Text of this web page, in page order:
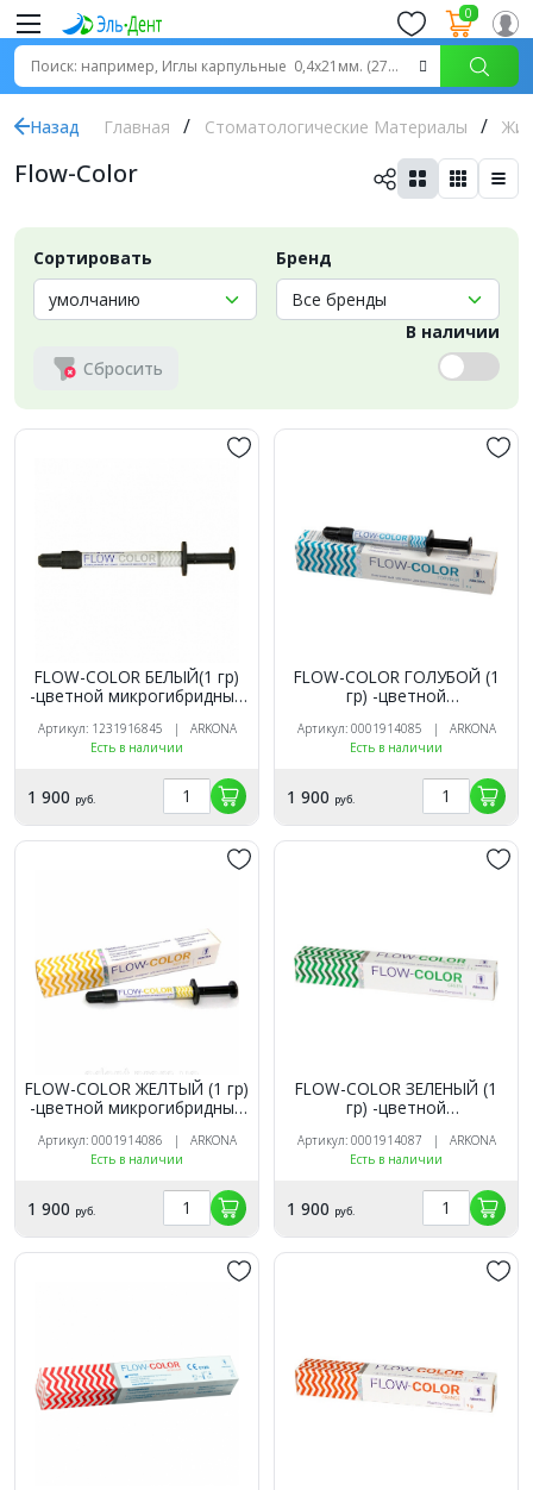
0
Назад Главная Стоматологические Материалы
Flow-Color
Сортировать Бренд
Сбросить
В наличии
FLOW-COLOR БЕЛЫЙ(1 гр)
-цветной микрогибридный
"flow", ARKONA
Артикул: 1231916845 | ARKONA
Есть в наличии
1 900 руб.
FLOW-COLOR ГОЛУБОЙ (1
гр) -цветной
светоотв.композит типа
"flow", ARKONA
Артикул: 0001914085 | ARKONA
Есть в наличии
1 900 руб.
FLOW-COLOR ЖЕЛТЫЙ (1 гр)
-цветной микрогибридный
"flow", ARKONA
Артикул: 0001914086 | ARKONA
Есть в наличии
1 900 руб.
FLOW-COLOR ЗЕЛЕНЫЙ (1
гр) -цветной
светоотв.композит типа
"flow", ARKONA
Артикул: 0001914087 | ARKONA
Есть в наличии
1 900 руб.